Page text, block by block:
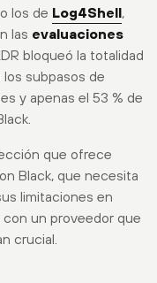
los de Log4Shell,
las evaluaciones
bloqueó la totalidad
los subpasos de
y apenas el 53 % de
que ofrece
Black, que necesita
limitaciones en
un proveedor que
crucial.